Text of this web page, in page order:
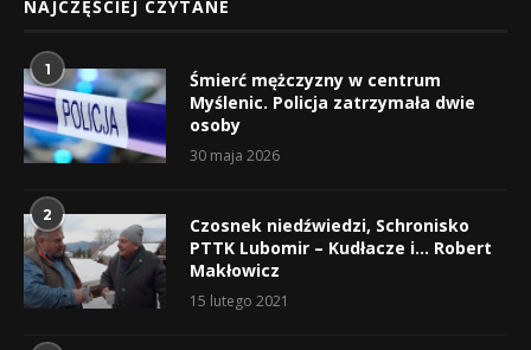
NAJCZĘŚCIEJ CZYTANE
1
Śmierć mężczyzny w centrum
Myślenic. Policja zatrzymała dwie
osoby
30 maja 2026
2
Czosnek niedźwiedzi, Schronisko
PTTK Lubomir – Kudłacze i… Robert
Makłowicz
15 lutego 2021